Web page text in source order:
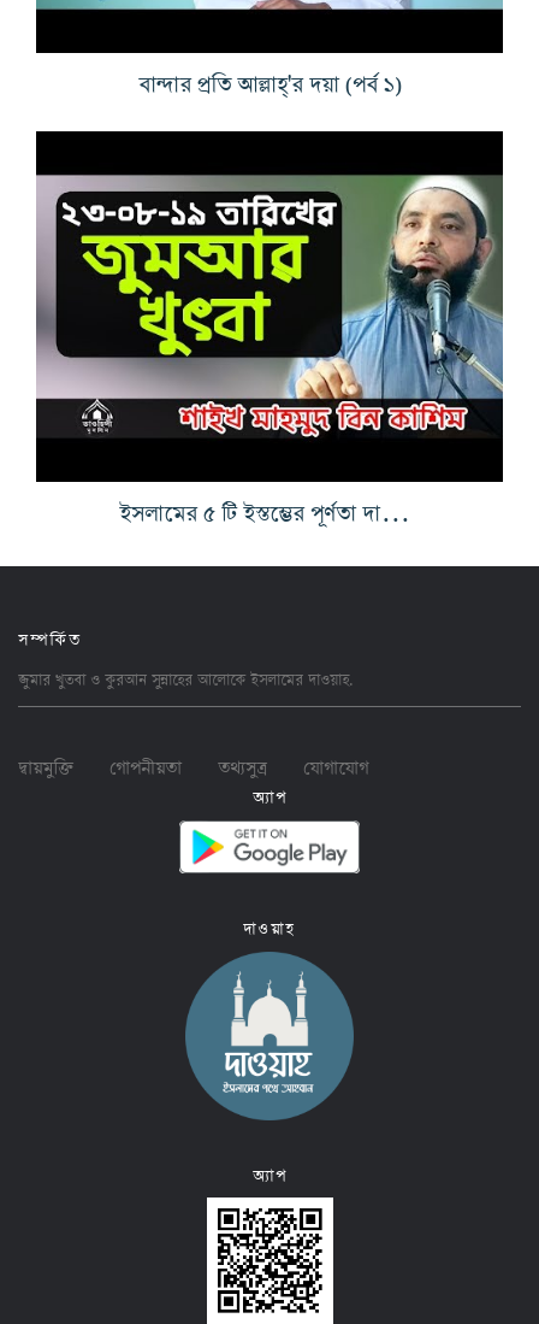
বান্দার প্রতি আল্লাহ্'র দয়া (পর্ব ১)
ইসলামের ৫ টি ইস্তম্ভের পূর্ণতা দান কারীর মর্যাদা
সম্পর্কিত
জুমার খুতবা ও কুরআন সুন্নাহের আলোকে ইসলামের দাওয়াহ.
দ্বায়মুক্তি গোপনীয়তা তথ্যসুত্র যোগাযোগ
অ্যাপ
দাওয়াহ
অ্যাপ